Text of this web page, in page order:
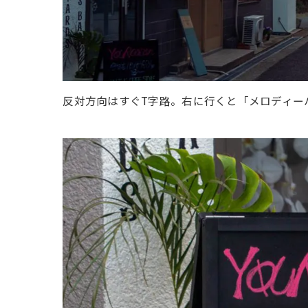
反対方向はすぐT字路。右に行くと「メロディ